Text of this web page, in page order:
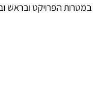
במטרות הפרויקט ובראש